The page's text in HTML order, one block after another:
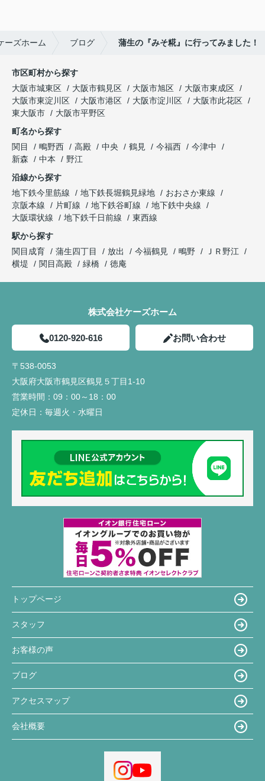
ーズホーム ブログ 蒲生の『みそ糀』に行ってみました！
市区町村から探す
大阪市城東区
大阪市鶴見区 大阪市旭区
大阪市東成区
大阪市東淀川区
大阪市港区 大阪市淀川区
大阪市此花区
東大阪市
大阪市平野区
町名から探す
関目
鴫野西 高殿 中央 鶴見 今福西
今津中
新森
中本
野江
沿線から探す
地下鉄今里筋線
地下鉄長堀鶴見緑地
おおさか東線
京阪本線
片町線 地下鉄谷町線
地下鉄中央線
大阪環状線
地下鉄千日前線
東西線
駅から探す
関目成育
蒲生四丁目 放出 今福鶴見 鴫野
ＪＲ野江
横堤
関目高殿 緑橋 徳庵
株式会社ケーズホーム
0120-920-616 お問い合わせ
〒538-0053
大阪府大阪市鶴見区鶴見５丁目1-10
営業時間： 09：00～18：00
定休日： 毎週火・水曜日
トップページ
スタッフ
お客様の声
ブログ
アクセスマップ
会社概要